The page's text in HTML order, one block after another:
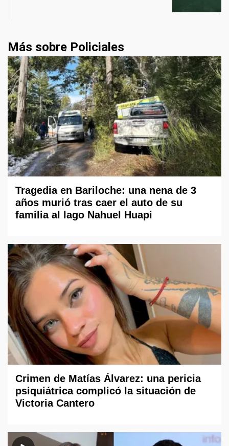
Más sobre Policiales
Tragedia en Bariloche: una nena de 3
años murió tras caer el auto de su
familia al lago Nahuel Huapi
Crimen de Matías Álvarez: una pericia
psiquiátrica complicó la situación de
Victoria Cantero